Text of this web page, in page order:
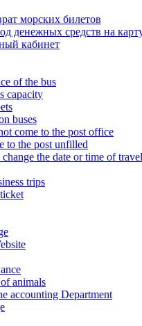
морских билетов
денежных средств на
кабинет
of the bus
capacity
buses
come to the post office
to the post unfilled
the date or time of travel
trips
animals
accounting Department